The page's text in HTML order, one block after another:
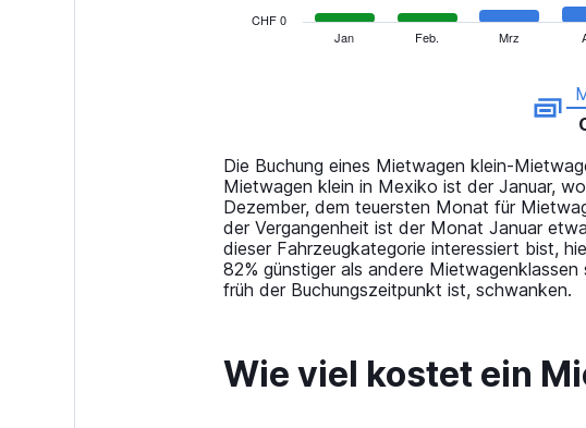
has
14
categories.
The
chart
has
1
Y
Range:
0
Jan Feb. Mrz
CHF 0
Die Buchung eines Mietwagen klein-
Mietwagen klein in Mexiko ist der Januar,
Dezember, dem teuersten Monat für
der Vergangenheit ist der Monat Januar
dieser Fahrzeugkategorie interessiert bist,
82% günstiger als andere
früh der Buchungszeitpunkt ist, schwanken.
Wie viel kostet ein